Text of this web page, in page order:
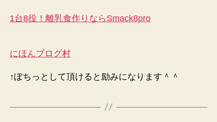
1台8役！離乳食作りならSmack8pro
にほんブログ村
↑ぽちっとして頂けると励みになります＾＾